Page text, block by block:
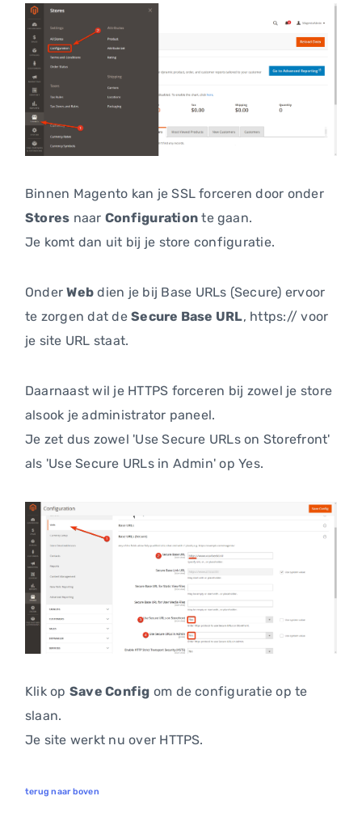
Binnen Magento kan je SSL forceren door onder
Stores naar Configuration te gaan.
Je komt dan uit bij je store configuratie.
OnderWeb dien je bij Base URLs (Secure) ervoor
te zorgen dat deSecure Base URL, https:// voor
je site URL staat.
Daarnaast wil je HTTPS forceren bij zowel je store
alsook je administrator paneel.
Je zet dus zowel 'Use Secure URLs on Storefront'
als 'Use Secure URLs in Admin' op Yes.
Klik op Save Config om de configuratie op te
slaan.
Je site werkt nu over HTTPS.
terug naar boven